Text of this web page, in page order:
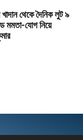
থেকে দৈনিক লুট ৯
মমতা-যোগ নিয়ে